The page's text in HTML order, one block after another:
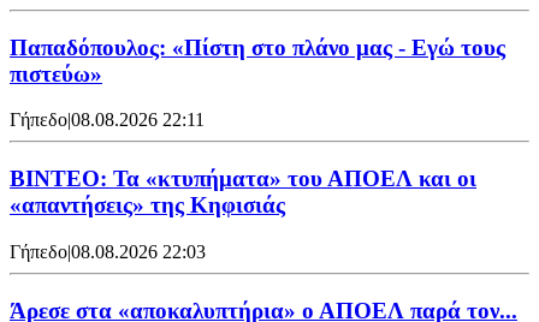
Παπαδόπουλος: «Πίστη στο πλάνο μας - Εγώ τους
πιστεύω»
Γήπεδο|08.08.2026 22:11
ΒΙΝΤΕΟ: Τα «κτυπήματα» του ΑΠΟΕΛ και οι
«απαντήσεις» της Κηφισιάς
Γήπεδο|08.08.2026 22:03
Άρεσε στα «αποκαλυπτήρια» ο ΑΠΟΕΛ παρά τον...